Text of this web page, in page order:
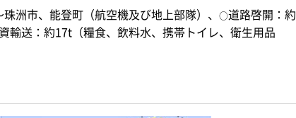
洲市、能登町（航空機及び地上部隊）、 ○道路啓開：約
輸送：約17t（糧食、飲料水、携帯トイレ、衛生用品